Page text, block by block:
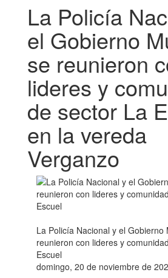
La Policía
el Gobierno
se reunieron
lideres y
de sector La
en la vereda
Verganzo
La Policía Nacional y el Gobierno
reunieron con lideres y
Escuel
domingo, 20 de noviembre de